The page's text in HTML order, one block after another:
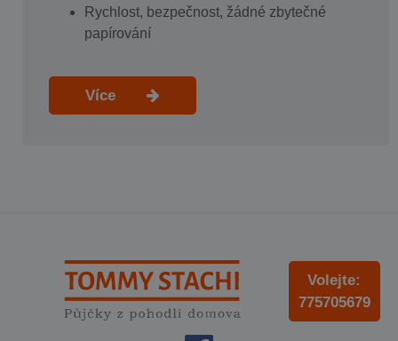
Rychlost, bezpečnost, žádné zbytečné
papírování
Více
Volejte:
775705679